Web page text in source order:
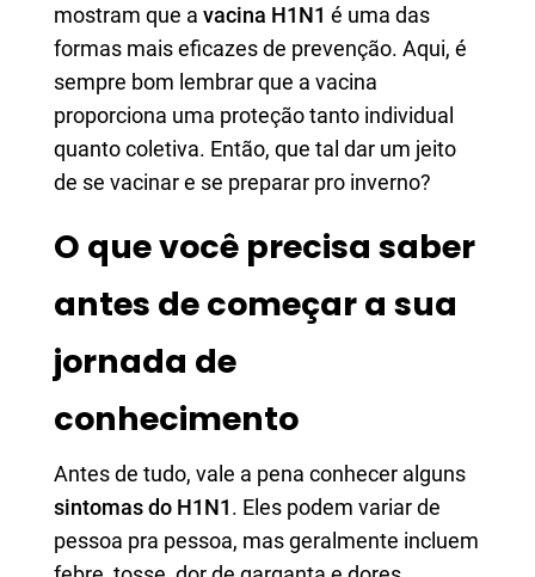
mostram que a vacina H1N1 é uma das
formas mais eficazes de prevenção. Aqui, é
sempre bom lembrar que a vacina
proporciona uma proteção tanto individual
quanto coletiva. Então, que tal dar um jeito
de se vacinar e se preparar pro inverno?
O que você precisa saber
antes de começar a sua
jornada de
conhecimento
Antes de tudo, vale a pena conhecer alguns
sintomas do H1N1. Eles podem variar de
pessoa pra pessoa, mas geralmente incluem